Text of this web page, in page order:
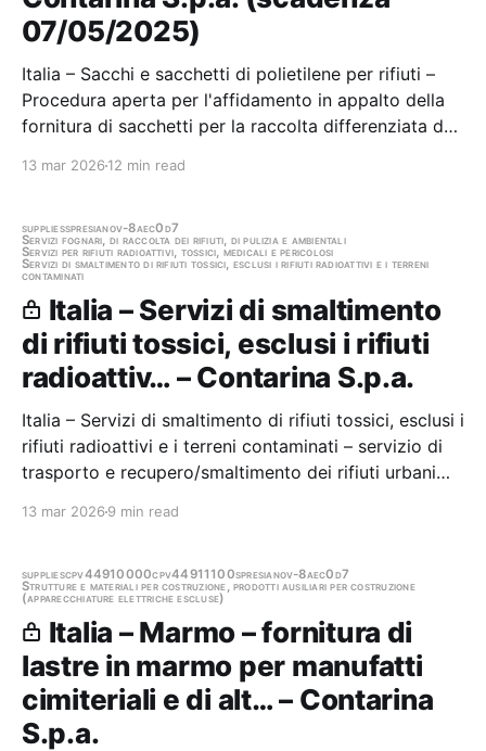
07/05/2025)
Italia – Sacchi e sacchetti di polietilene per rifiuti –
Procedura aperta per l'affidamento in appalto della
fornitura di sacchetti per la raccolta differenziata dei
13 mar 2026 12 min read
suppliesspresianov-8aec0d7
Servizi fognari, di raccolta dei rifiuti, di pulizia e ambientali
Servizi per rifiuti radioattivi, tossici, medicali e pericolosi
Servizi di smaltimento di rifiuti tossici, esclusi i rifiuti radioattivi e i terreni
contaminati
Italia – Servizi di smaltimento
di rifiuti tossici, esclusi i rifiuti
radioattiv… – Contarina S.p.a.
Italia – Servizi di smaltimento di rifiuti tossici, esclusi i
rifiuti radioattivi e i terreni contaminati – servizio di
trasporto e recupero/smaltimento dei rifiuti urbani
13 mar 2026 9 min read
suppliescpv44910000cpv44911100spresianov-8aec0d7
Strutture e materiali per costruzione, prodotti ausiliari per costruzione
(apparecchiature elettriche escluse)
Italia – Marmo – fornitura di
lastre in marmo per manufatti
cimiteriali e di alt… – Contarina
S.p.a.